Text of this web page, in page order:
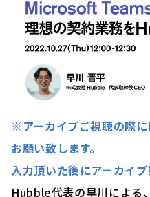
※アーカイブご視聴の際
お願い致します。
入力頂いた後にアーカイブ
Hubble代表の早川による